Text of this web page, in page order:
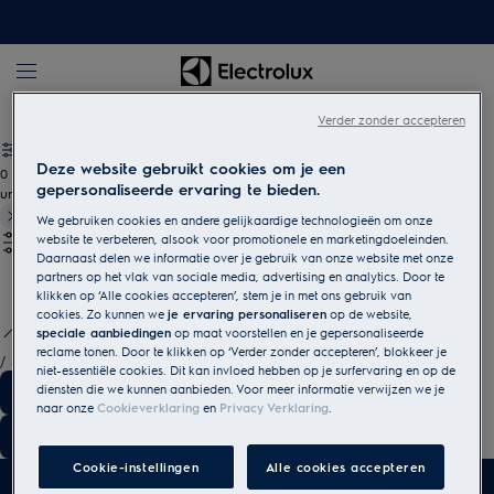
0
undefined
/ 3
Deze website gebruikt cookies om je een
gepersonaliseerde ervaring te bieden.
We gebruiken cookies en andere gelijkaardige technologieën om onze
website te verbeteren, alsook voor promotionele en marketingdoeleinden.
Daarnaast delen we informatie over je gebruik van onze website met onze
partners op het vlak van sociale media, advertising en analytics. Door te
klikken op ‘Alle cookies accepteren’, stem je in met ons gebruik van
cookies. Zo kunnen weje ervaring personaliseren op de website,
speciale aanbiedingen op maat voorstellen en je gepersonaliseerde
reclame tonen. Door te klikken op ‘Verder zonder accepteren’, blokkeer je
niet-essentiële cookies. Dit kan invloed hebben op je surfervaring en op de
diensten die we kunnen aanbieden. Voor meer informatie verwijzen we je
naar onzeCookieverklaring en Privacy Verklaring.
Cookie-instellingen Alle cookies accepteren
Verder zonder accepteren